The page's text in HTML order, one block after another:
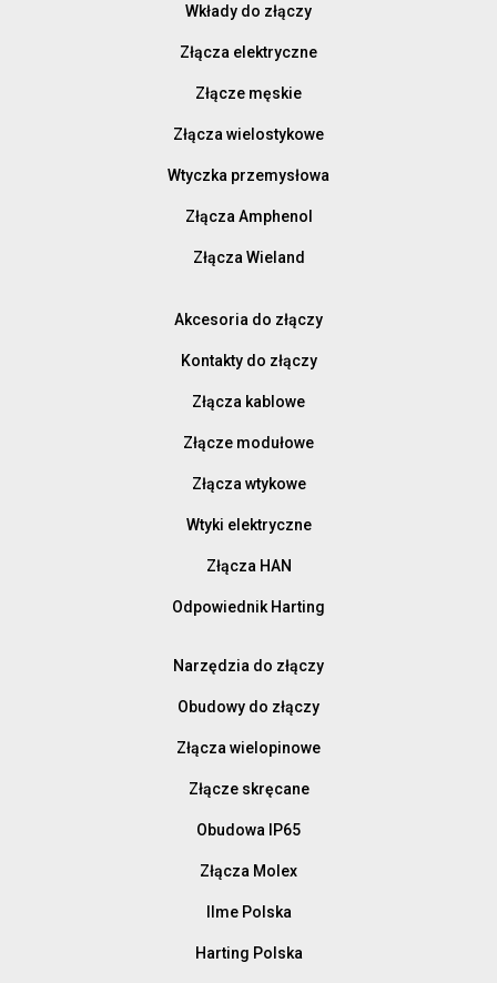
Wkłady do złączy
Złącza elektryczne
Złącze męskie
Złącza wielostykowe
Wtyczka przemysłowa
Złącza Amphenol
Złącza Wieland
Akcesoria do złączy
Kontakty do złączy
Złącza kablowe
Złącze modułowe
Złącza wtykowe
Wtyki elektryczne
Złącza HAN
Odpowiednik Harting
Narzędzia do złączy
Obudowy do złączy
Złącza wielopinowe
Złącze skręcane
Obudowa IP65
Złącza Molex
Ilme Polska
Harting Polska